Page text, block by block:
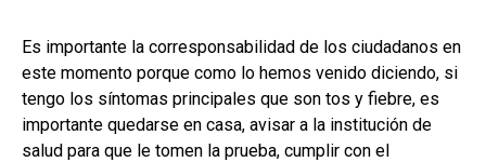
Es importante la corresponsabilidad de los ciudadanos en
este momento porque como lo hemos venido diciendo, si
tengo los síntomas principales que son tos y fiebre, es
importante quedarse en casa, avisar a la institución de
salud para que le tomen la prueba, cumplir con el